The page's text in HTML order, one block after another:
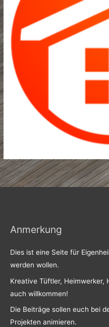
Anmerkung
Dies ist eine Seite für
werden wollen.
Kreative Tüftler,
auch willkommen!
Die Beiträge sollen euch bei
Projekten animieren.